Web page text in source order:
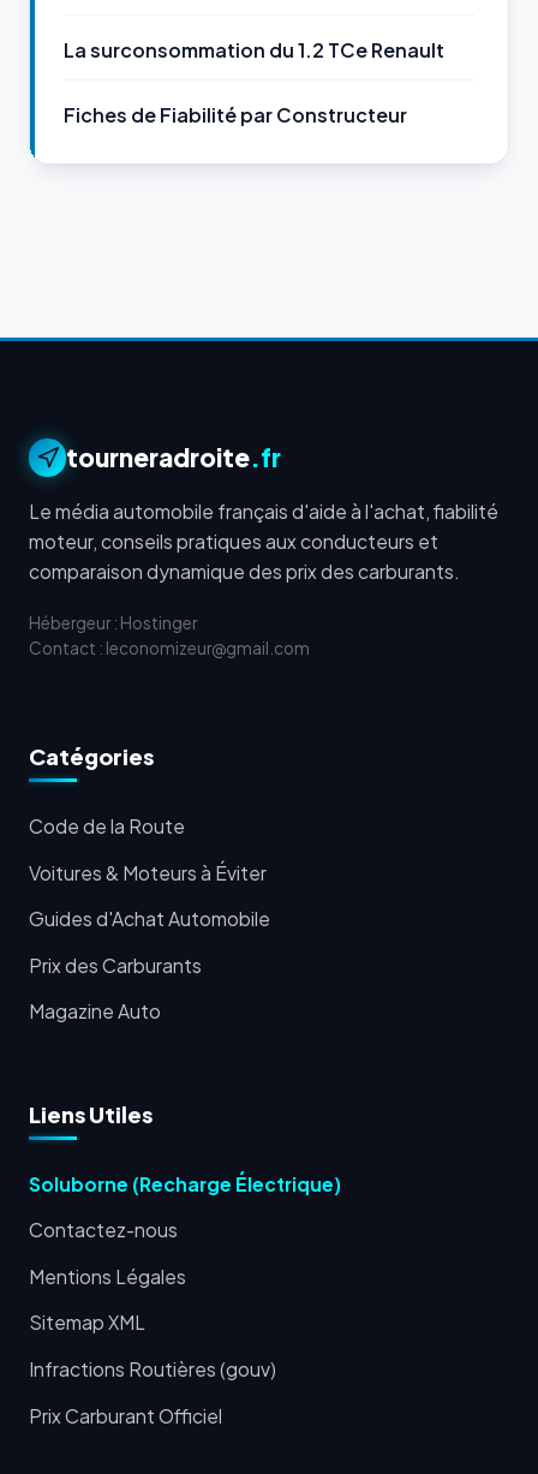
La surconsommation du 1.2 TCe Renault
Fiches de Fiabilité par Constructeur
tourneradroite.fr
Le média automobile français d'aide à l'achat, fiabilité
moteur, conseils pratiques aux conducteurs et
comparaison dynamique des prix des carburants.
Hébergeur : Hostinger
Contact : leconomizeur@gmail.com
Catégories
Code de la Route
Voitures & Moteurs à Éviter
Guides d'Achat Automobile
Prix des Carburants
Magazine Auto
Liens Utiles
Soluborne (Recharge Électrique)
Contactez-nous
Mentions Légales
Sitemap XML
Infractions Routières (gouv)
Prix Carburant Officiel